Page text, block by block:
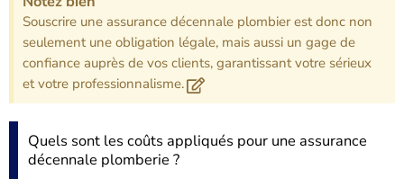
Souscrire une assurance décennale plombier est donc non
seulement une obligation légale, mais aussi un gage de
confiance auprès de vos clients, garantissant votre sérieux
et votre professionnalisme.
Quels sont les coûts appliqués pour une assurance
décennale plomberie ?